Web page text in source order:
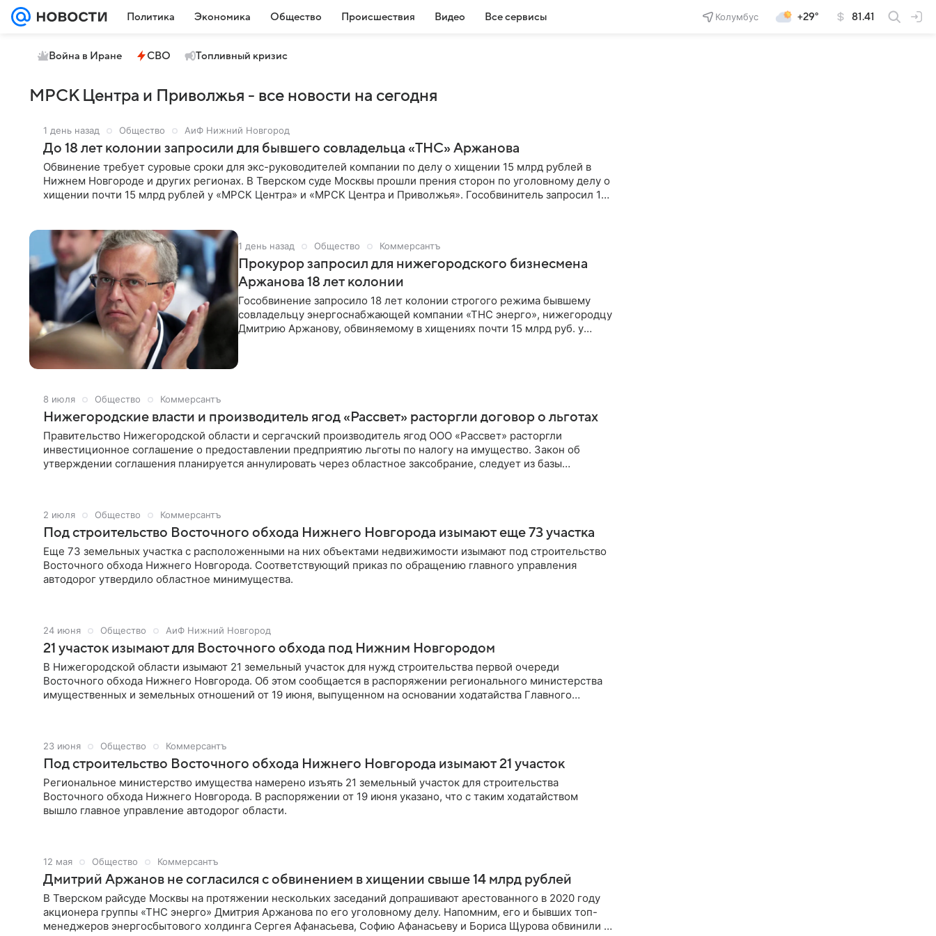
Политика Экономика Общество Происшествия Видео Все сервисы Колумбус +29° 81.41
Война в Иране СВО Топливный кризис
МРСК Центра и Приволжья - все новости на сегодня
1 день назад Общество АиФ Нижний Новгород
До 18 лет колонии запросили для бывшего совладельца «ТНС» Аржанова
Обвинение требует суровые сроки для экс-руководителей компании по делу о хищении 15 млрд рублей в
Нижнем Новгороде и других регионах. В Тверском суде Москвы прошли прения сторон по уголовному делу о
хищении почти 15 млрд рублей у «МРСК Центра» и «МРСК Центра и Приволжья». Гособвинитель запросил 18
1 день назад Общество Коммерсантъ
Прокурор запросил для нижегородского бизнесмена
Аржанова 18 лет колонии
Гособвинение запросило 18 лет колонии строгого режима бывшему
совладельцу энергоснабжающей компании «ТНС энерго», нижегородцу
Дмитрию Аржанову, обвиняемому в хищениях почти 15 млрд руб. у
заключения.
8 июля Общество Коммерсантъ
Нижегородские власти и производитель ягод «Рассвет» расторгли договор о льготах
Правительство Нижегородской области и сергачский производитель ягод ООО «Рассвет» расторгли
инвестиционное соглашение о предоставлении предприятию льготы по налогу на имущество. Закон об
утверждении соглашения планируется аннулировать через областное заксобрание, следует из базы
2 июля Общество Коммерсантъ
Под строительство Восточного обхода Нижнего Новгорода изымают еще 73 участка
Еще 73 земельных участка с расположенными на них объектами недвижимости изымают под строительство
Восточного обхода Нижнего Новгорода. Соответствующий приказ по обращению главного управления
автодорог утвердило областное минимущества.
24 июня Общество АиФ Нижний Новгород
21 участок изымают для Восточного обхода под Нижним Новгородом
В Нижегородской области изымают 21 земельный участок для нужд строительства первой очереди
Восточного обхода Нижнего Новгорода. Об этом сообщается в распоряжении регионального министерства
имущественных и земельных отношений от 19 июня, выпущенном на основании ходатайства Главного
23 июня Общество Коммерсантъ
Под строительство Восточного обхода Нижнего Новгорода изымают 21 участок
Региональное министерство имущества намерено изъять 21 земельный участок для строительства
Восточного обхода Нижнего Новгорода. В распоряжении от 19 июня указано, что с таким ходатайством
вышло главное управление автодорог области.
12 мая Общество Коммерсантъ
Дмитрий Аржанов не согласился с обвинением в хищении свыше 14 млрд рублей
В Тверском райсуде Москвы на протяжении нескольких заседаний допрашивают арестованного в 2020 году
акционера группы «ТНС энерго» Дмитрия Аржанова по его уголовному делу. Напомним, его и бывших топ-
менеджеров энергосбытового холдинга Сергея Афанасьева, Софию Афанасьеву и Бориса Щурова обвинили в